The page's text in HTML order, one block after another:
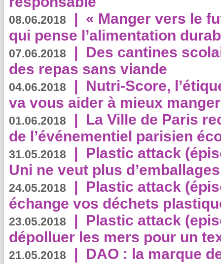
08.06.2018 | « Manger vers le
qui pense l’alimentation
07.06.2018 | Des cantines
des repas sans viande
04.06.2018 | Nutri-Score,
va vous aider à mieux
01.06.2018 | La Ville de Paris
de l’événementiel parisien
31.05.2018 | Plastic attack
Uni ne veut plus
24.05.2018 | Plastic attack
échange vos déchets
23.05.2018 | Plastic attack
dépolluer les mers pour un
21.05.2018 | DAO : la marque